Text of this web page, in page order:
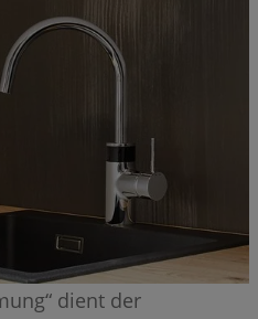
dient der